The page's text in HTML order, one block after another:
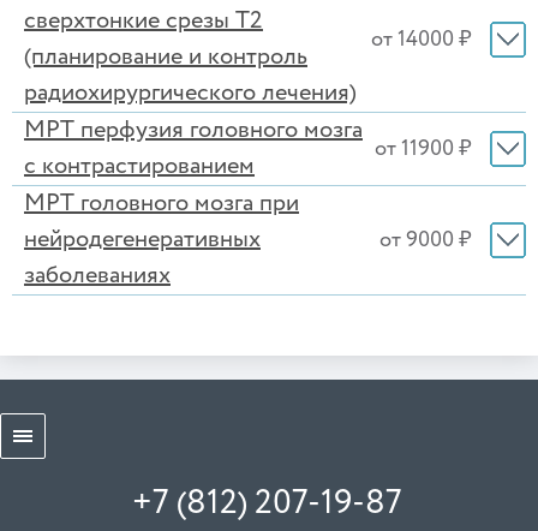
сверхтонкие срезы Т2
(планирование и контроль
радиохирургического лечения)
от 14000 ₽
МРТ перфузия головного мозга
с контрастированием
от 11900 ₽
МРТ головного мозга при
нейродегенеративных
заболеваниях
от 9000 ₽
+7 (812) 207-19-87